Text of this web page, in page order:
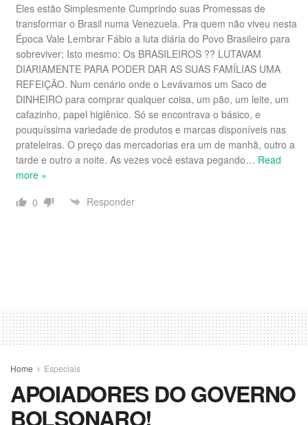
Eles estão Simplesmente Cumprindo suas Promessas de
transformar o Brasil numa Venezuela. Pra quem não viveu nesta
Época Vale Lembrar Fábio a luta diária do Povo Brasileiro para
sobreviver; Isto mesmo: Os BRASILEIROS ?? LUTAVAM
DIARIAMENTE PARA PODER DAR AS SUAS FAMÍLIAS UMA
REFEIÇÃO. Num cenário onde o Levávamos um Saco de
DINHEIRO para comprar qualquer coisa, um pão, um leite, um
cafazinho, papel higiênico. Só se encontrava o básico, e
pouquíssima variedade de produtos e marcas disponíveis nas
prateleiras. O preço das mercadorias era um de manhã, outro a
tarde e outro a noite. As vezes você estava pegando… Read
more »
0
Responder
Home Especiais
APOIADORES DO GOVERNO
BOLSONARO!